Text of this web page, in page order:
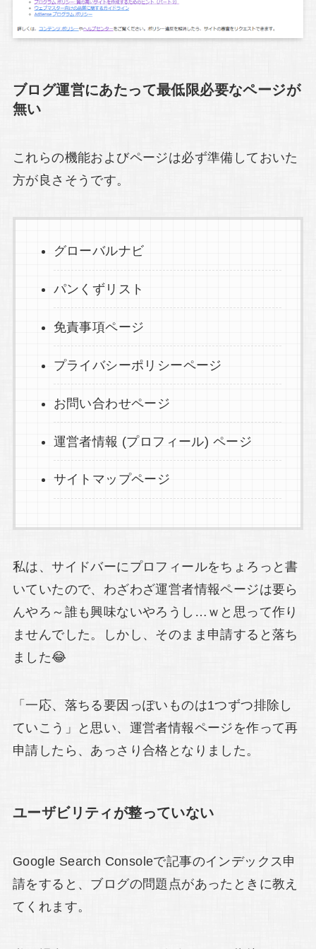
ブログ運営にあたって最低限必要なページが
無い
これらの機能およびページは必ず準備しておいた
方が良さそうです。
グローバルナビ
パンくずリスト
免責事項ページ
プライバシーポリシーページ
お問い合わせページ
運営者情報 (プロフィール) ページ
サイトマップページ
私は、サイドバーにプロフィールをちょろっと書
いていたので、わざわざ運営者情報ページは要ら
んやろ～誰も興味ないやろうし…ｗと思って作り
ませんでした。しかし、そのまま申請すると落ち
ました😂
「一応、落ちる要因っぽいものは1つずつ排除し
ていこう」と思い、運営者情報ページを作って再
申請したら、あっさり合格となりました。
ユーザビリティが整っていない
Google Search Consoleで記事のインデックス申
請をすると、ブログの問題点があったときに教え
てくれます。